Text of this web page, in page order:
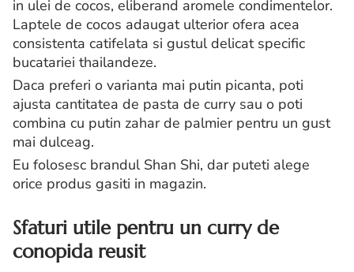
in ulei de cocos, eliberand aromele condimentelor.
Laptele de cocos adaugat ulterior ofera acea
consistenta catifelata si gustul delicat specific
bucatariei thailandeze.
Daca preferi o varianta mai putin picanta, poti
ajusta cantitatea de pasta de curry sau o poti
combina cu putin zahar de palmier pentru un gust
mai dulceag.
Eu folosesc brandul Shan Shi, dar puteti alege
orice produs gasiti in magazin.
Sfaturi utile pentru un curry de
conopida reusit